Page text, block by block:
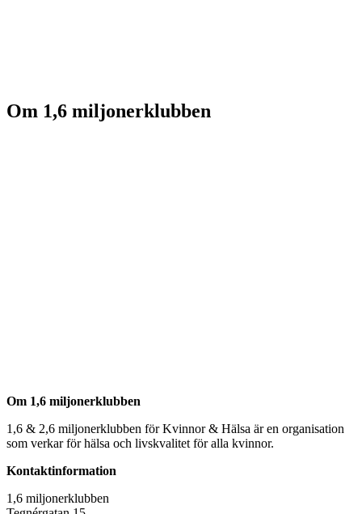
Om 1,6 miljonerklubben
Om 1,6 miljonerklubben
1,6 & 2,6 miljonerklubben för Kvinnor & Hälsa är en organisation
som verkar för hälsa och livskvalitet för alla kvinnor.
Kontaktinformation
1,6 miljonerklubben